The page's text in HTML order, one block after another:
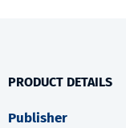
PRODUCT DETAILS
Publisher